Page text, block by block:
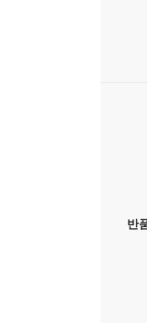
반